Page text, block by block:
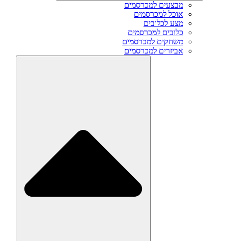
מבצעים למכרסמים
אוכל למכרסמים
מצע לכלובים
כלובים למכרסמים
משחקים למכרסמים
אביזרים למכרסמים